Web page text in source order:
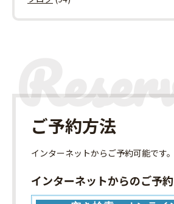
ご予約方法
インターネットからご予約可能です。
インターネットからのご予約